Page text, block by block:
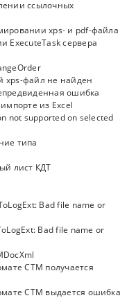
ссылочных
xps- и pdf-файла
ExecuteTask сервера
xps-файл не найден
ошибка
из Excel
not supported on selected
типа
лист КДТ
Bad file name or
Bad file name or
СТМ получается
СТМ выдается ошибка